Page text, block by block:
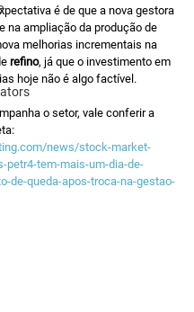
é de que a nova gestora
na ampliação da produção de
melhorias incrementais na
refino, já que o investimento em
hoje não é algo factível.
o setor, vale conferir a
news/stock-market-
petr4-tem-mais-um-dia-de-
de-queda-apos-troca-na-gestao-